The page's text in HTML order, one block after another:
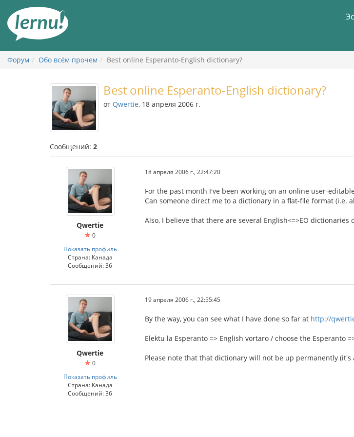
содержанию
Форум Обо всём прочем Best online Esperanto-English dictionary?
Best online Esperanto-English dictionary?
от Qwertie, 18 апреля 2006 г.
Сообщений: 2
Qwertie
0
Показать профиль
Страна: Канада
Сообщений: 36
18 апреля 2006 г., 22:47:20
For the past month I've been working on an online user-
Can someone direct me to a dictionary in a flat-file format (i.e.
Also, I believe that there are several English<=>EO
Qwertie
0
Показать профиль
Страна: Канада
Сообщений: 36
19 апреля 2006 г., 22:55:45
By the way, you can see what I have done so far at http://
Elektu la Esperanto => English vortaro / choose the Esperanto
Please note that that dictionary will not be up permanently (it's